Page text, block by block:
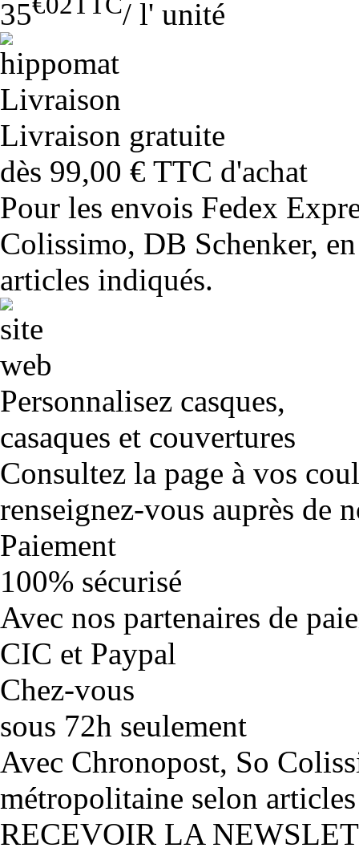
35 / l' unité
Livraison gratuite
dès 99,00 € TTC d'achat
Pour les envois Fedex
Colissimo, DB Schenker,
articles indiqués.
Personnalisez casques,
casaques et couvertures
Consultez la page à vos
renseignez-vous auprès de
Paiement
100% sécurisé
Avec nos partenaires de
CIC et Paypal
Chez-vous
sous 72h seulement
Avec Chronopost, So
métropolitaine selon
RECEVOIR LA